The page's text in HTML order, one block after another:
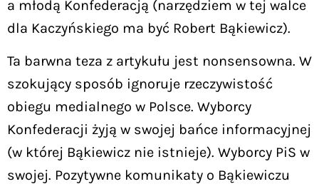
a młodą Konfederacją (narzędziem w tej walce
dla Kaczyńskiego ma być Robert Bąkiewicz).
Ta barwna teza z artykułu jest nonsensowna. W
szokujący sposób ignoruje rzeczywistość
obiegu medialnego w Polsce. Wyborcy
Konfederacji żyją w swojej bańce informacyjnej
(w której Bąkiewicz nie istnieje). Wyborcy PiS w
swojej. Pozytywne komunikaty o Bąkiewiczu